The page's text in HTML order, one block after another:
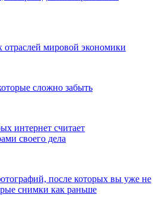
мировой экономики
сложно забыть
интернет считает
своего дела
после которых вы уже не
снимки как раньше